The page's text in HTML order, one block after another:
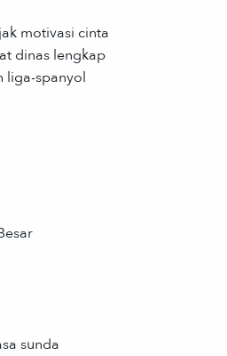
motivasi cinta
dinas lengkap
liga-spanyol
sunda